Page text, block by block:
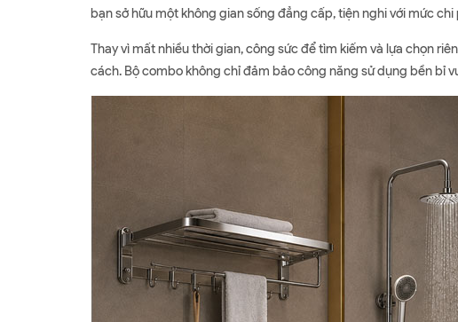
bạn sở hữu một không gian sống đẳng cấp, tiện nghi với mức chi
Thay vì mất nhiều thời gian, công sức để tìm kiếm và lựa chọn
cách. Bộ combo không chỉ đảm bảo công năng sử dụng bền bỉ